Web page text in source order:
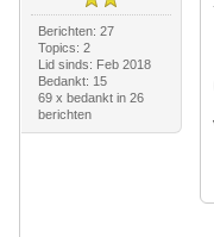
Berichten: 27
Topics: 2
Lid sinds: Feb 2018
Bedankt: 15
69 x bedankt in 26
berichten